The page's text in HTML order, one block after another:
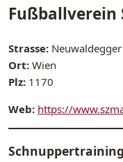
Fußballverein
Strasse:
Ort: Wien
Plz: 1170
Web: https://